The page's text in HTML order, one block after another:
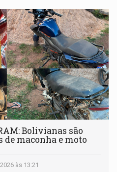
Bolivianas são
de maconha e moto
às 13:21